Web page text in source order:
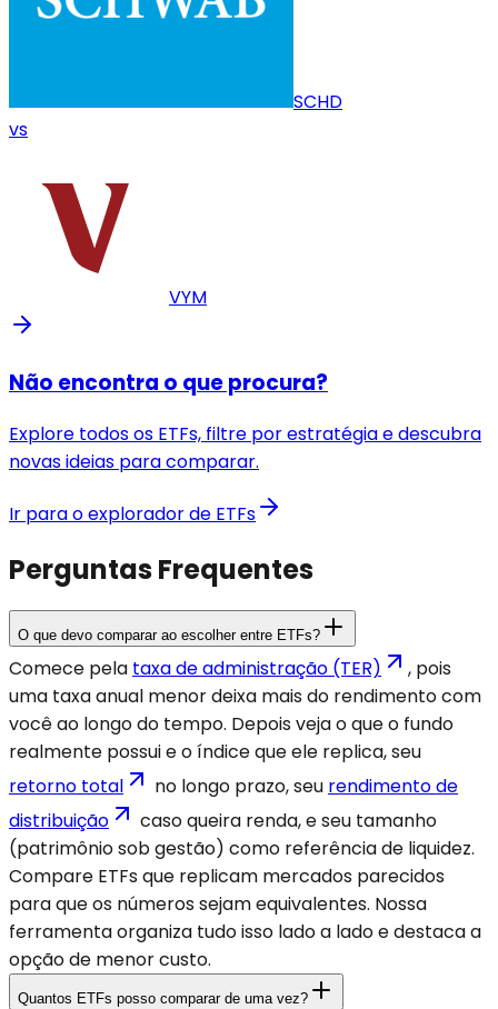
SCHD
vs
VYM
Não encontra o que procura?
Explore todos os ETFs, filtre por estratégia e descubra
novas ideias para comparar.
Ir para o explorador de ETFs
Perguntas Frequentes
O que devo comparar ao escolher entre ETFs?
Comece pela taxa de administração (TER)
, pois
uma taxa anual menor deixa mais do rendimento com
você ao longo do tempo. Depois veja o que o fundo
realmente possui e o índice que ele replica, seu
retorno total
no longo prazo, seu rendimento de
distribuição
caso queira renda, e seu tamanho
(patrimônio sob gestão) como referência de liquidez.
Compare ETFs que replicam mercados parecidos
para que os números sejam equivalentes. Nossa
ferramenta organiza tudo isso lado a lado e destaca a
opção de menor custo.
Quantos ETFs posso comparar de uma vez?